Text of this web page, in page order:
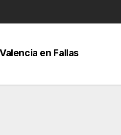
en Fallas